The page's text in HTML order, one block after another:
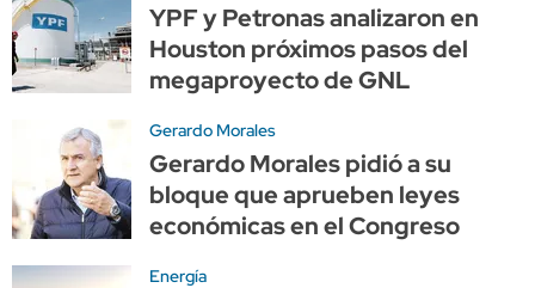
YPF y Petronas analizaron en
Houston próximos pasos del
megaproyecto de GNL
Gerardo Morales
Gerardo Morales pidió a su
bloque que aprueben leyes
económicas en el Congreso
Energía